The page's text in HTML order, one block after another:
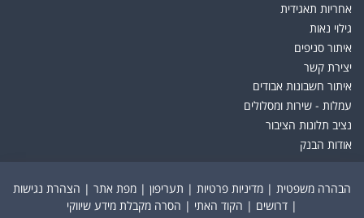
אחריות תאגידית
גילוי נאות
איתור סניפים
יצירת קשר
איתור חשבונות אבודים
עמלות - שירות ומסלולים
נציב תלונות הציבור
אודות הבנק
הבהרה משפטית | מדיניות פרטיות | תעריפון | מפת אתר | הצהרת נגישות
| דרושים | הקוד האתי | הסרה מקבלת מידע שיווקי